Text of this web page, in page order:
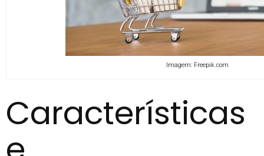
Imagem: Freepik.com
Características